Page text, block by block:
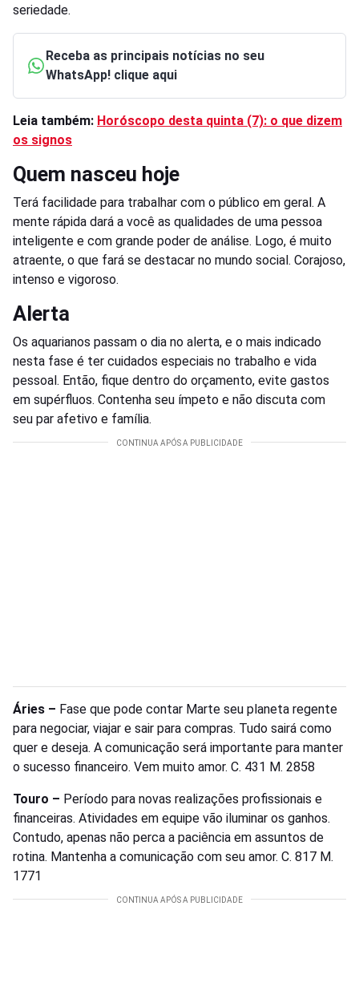
seriedade.
Receba as principais notícias no seu
WhatsApp! clique aqui
Leia também: Horóscopo desta quinta (7): o que dizem
os signos
Quem nasceu hoje
Terá facilidade para trabalhar com o público em geral. A
mente rápida dará a você as qualidades de uma pessoa
inteligente e com grande poder de análise. Logo, é muito
atraente, o que fará se destacar no mundo social. Corajoso,
intenso e vigoroso.
Alerta
Os aquarianos passam o dia no alerta, e o mais indicado
nesta fase é ter cuidados especiais no trabalho e vida
pessoal. Então, fique dentro do orçamento, evite gastos
em supérfluos. Contenha seu ímpeto e não discuta com
seu par afetivo e família.
Áries – Fase que pode contar Marte seu planeta regente
para negociar, viajar e sair para compras. Tudo sairá como
quer e deseja. A comunicação será importante para manter
o sucesso financeiro. Vem muito amor. C. 431 M. 2858
Touro – Período para novas realizações profissionais e
financeiras. Atividades em equipe vão iluminar os ganhos.
Contudo, apenas não perca a paciência em assuntos de
rotina. Mantenha a comunicação com seu amor. C. 817 M.
1771